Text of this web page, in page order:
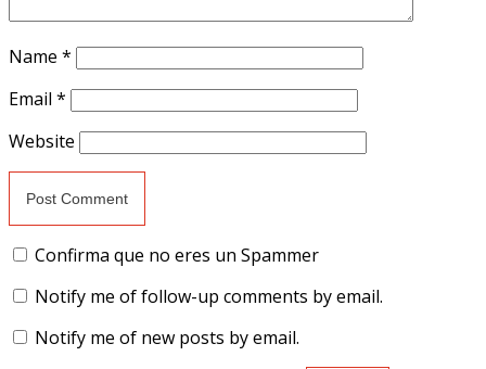
Name *
Email *
Website
Confirma que no eres un Spammer
Notify me of follow-up comments by email.
Notify me of new posts by email.